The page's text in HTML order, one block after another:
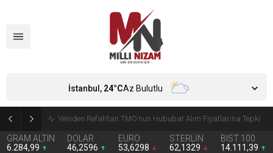
CHP’de Günaydın ve Başarır’ın grup başkanvekilliği düştü
GRAM ALTIN
6.284,99
DOLAR
46,2596
EURO
53,6298
STERLİN
62,1329
BIST 100
14.111,39
İstanbul, 24°CAz Bulutlu